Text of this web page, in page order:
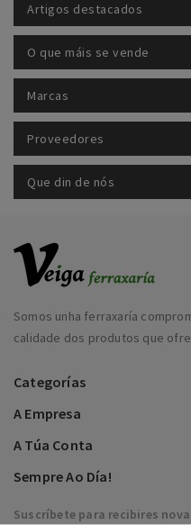
Artigos destacados
O que máis se vende
Marcas
Proveedores
Que din de nós
Somos unha ferraxaría
calidade dos produtos que
Categorías
A Empresa
A Túa Conta
Sempre Ao Día!
Suscríbete para recibires